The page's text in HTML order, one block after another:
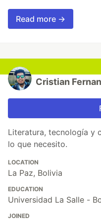
Read more →
Cristian
Literatura, tecnología y
lo que necesito.
LOCATION
La Paz, Bolivia
EDUCATION
Universidad La Salle -
JOINED